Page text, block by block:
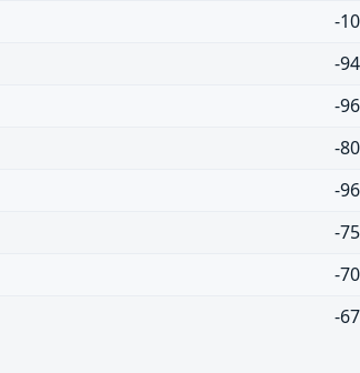
-
-94
-96
-80
-96
-75
-70
-67